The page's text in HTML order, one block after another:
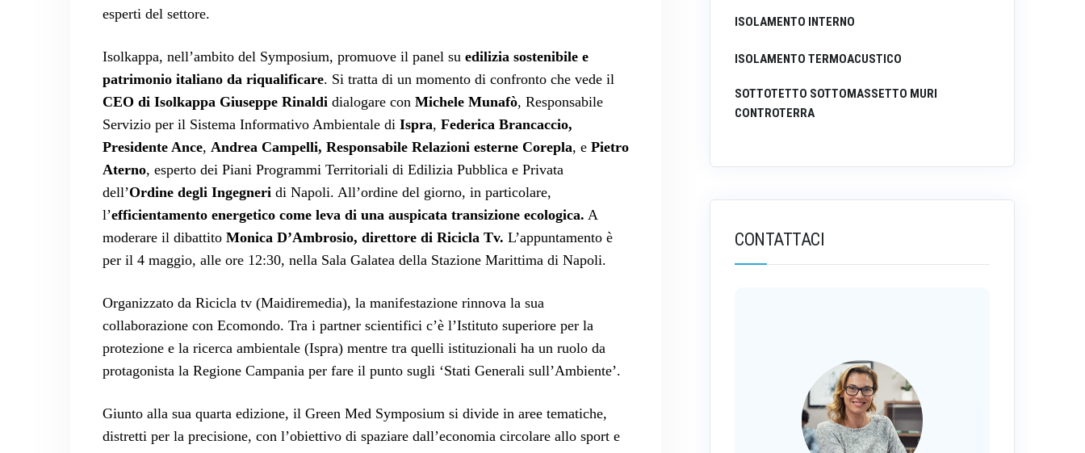
esperti del settore.
Isolkappa, nell’ambito del Symposium, promuove il panel su edilizia sostenibile e
patrimonio italiano da riqualificare. Si tratta di un momento di confronto che vede il
CEO di Isolkappa Giuseppe Rinaldi dialogare con Michele Munafò, Responsabile
Servizio per il Sistema Informativo Ambientale di Ispra, Federica Brancaccio,
Presidente Ance, Andrea Campelli, Responsabile Relazioni esterne Corepla, e Pietro
Aterno, esperto dei Piani Programmi Territoriali di Edilizia Pubblica e Privata
dell’Ordine degli Ingegneri di Napoli. All’ordine del giorno, in particolare,
l’efficientamento energetico come leva di una auspicata transizione ecologica. A
moderare il dibattito Monica D’Ambrosio, direttore di Ricicla Tv. L’appuntamento è
per il 4 maggio, alle ore 12:30, nella Sala Galatea della Stazione Marittima di Napoli.
Organizzato da Ricicla tv (Maidiremedia), la manifestazione rinnova la sua
collaborazione con Ecomondo. Tra i partner scientifici c’è l’Istituto superiore per la
protezione e la ricerca ambientale (Ispra) mentre tra quelli istituzionali ha un ruolo da
protagonista la Regione Campania per fare il punto sugli ‘Stati Generali sull’Ambiente’.
Giunto alla sua quarta edizione, il Green Med Symposium si divide in aree tematiche,
distretti per la precisione, con l’obiettivo di spaziare dall’economia circolare allo sport e
ISOLAMENTO INTERNO
ISOLAMENTO TERMOACUSTICO
SOTTOTETTO SOTTOMASSETTO MURI
CONTROTERRA
CONTATTACI